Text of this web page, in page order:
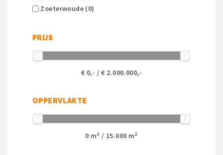
Zoeterwoude (0)
PRIJS
€ 0,- / € 2.000.000,-
OPPERVLAKTE
0 m² / 15.000 m²